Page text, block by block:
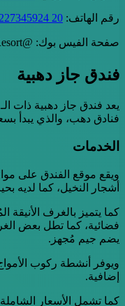
رقم الهاتف: 20 1227345924
صفحة الفيس بوك: @TropitelHotels · Hotel Resort
فندق جاز دهبية
فنادق دهب، والذي يبدأ بسعر 1,673 جنيه إلى 4.674 جنيهًا
الخدمات
ويقع موقع الفندق على
أشجار النخيل، كما لديه
كما يتميز بالغرف الأنيقة
فضائية، كما تطل بعض
يضم جيم مُجهز.
ويوفر أنشطة ركوب
إضافية.
كما تشمل الأسعار الشاملة